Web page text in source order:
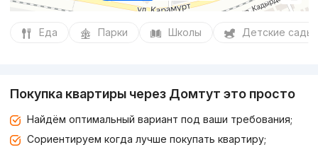
Еда Парки Школы Детские сады
Покупка квартиры через Домтут это просто
Найдём оптимальный вариант под ваши требования;
Сориентируем когда лучше покупать квартиру;